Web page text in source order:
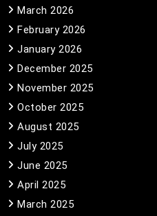
March 2026
February 2026
January 2026
December 2025
November 2025
October 2025
August 2025
July 2025
June 2025
April 2025
March 2025